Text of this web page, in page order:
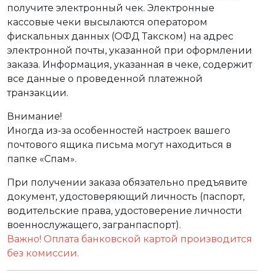
получите электронный чек. Электронные
кассовые чеки высылаются оператором
фискальных данных (ОФД Такском) на адрес
электронной почты, указанной при оформлении
заказа. Информация, указанная в чеке, содержит
все данные о проведенной платежной
транзакции.
Внимание!
Иногда из-за особенностей настроек вашего
почтового ящика письма могут находиться в
папке «Спам».
При получении заказа обязательно предъявите
документ, удостоверяющий личность (паспорт,
водительские права, удостоверение личности
военнослужащего, загранпаспорт).
Важно! Оплата банковской картой производится
без комиссии.